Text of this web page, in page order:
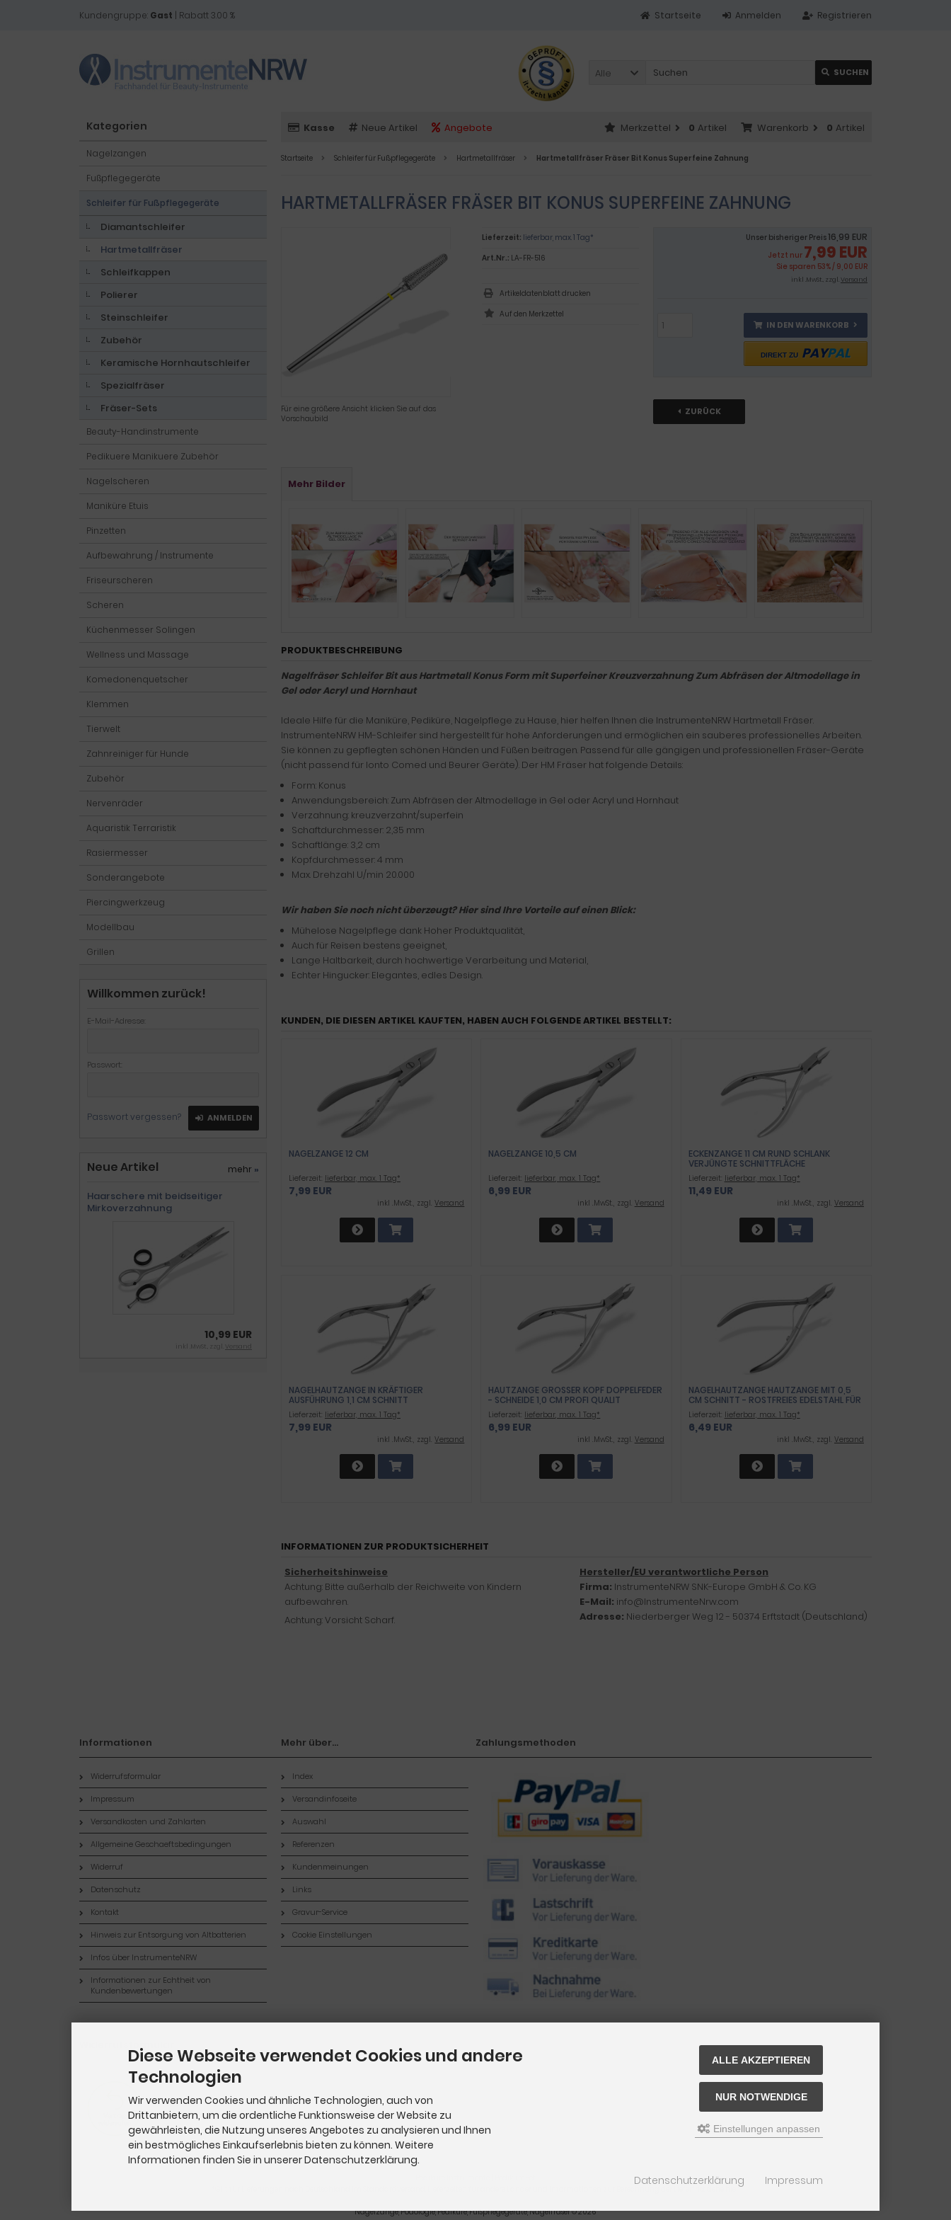
Kundengruppe: Gast | Rabatt 3.00 % Registrieren
Anmelden
Startseite
Alle SUCHEN
Kasse Neue Artikel Angebote Warenkorb 0 Artikel
Merkzettel 0 Artikel
Startseite Schleifer für Fußpflegegeräte Hartmetallfräser Hartmetallfräser Fräser Bit Konus Superfeine Zahnung
HARTMETALLFRÄSER FRÄSER BIT KONUS SUPERFEINE ZAHNUNG
Für eine größere Ansicht klicken Sie auf das
Vorschaubild
Unser bisheriger Preis16,99 EUR
Jetzt nur 7,99 EUR
Sie sparen 53% / 9,00 EUR
inkl .MwSt., zzgl.Versand
IN DEN WARENKORB
DIREKT ZU PAYPAL
ZURÜCK
Lieferzeit: lieferbar, max. 1 Tag*
Art.Nr.: LA-FR-516
Artikeldatenblatt drucken
Mehr Bilder
PRODUKTBESCHREIBUNG
Nagelfräser Schleifer Bit aus Hartmetall Konus Form mit Superfeiner Kreuzverzahnung Zum Abfräsen der Altmodellage in
Gel oder Acryl und Hornhaut
Ideale Hilfe für die Maniküre, Pediküre, Nagelpflege zu Hause, hier helfen Ihnen die InstrumenteNRW Hartmetall Fräser.
InstrumenteNRW HM-Schleifer sind hergestellt für hohe Anforderungen und ermöglichen ein sauberes professionelles Arbeiten.
Sie können zu gepflegten schönen Händen und Füßen beitragen. Passend für alle gängigen und professionellen Fräser-Geräte
(nicht passend für Ionto Comed und Beurer Geräte). Der HM Fräser hat folgende Details:
Form: Konus
Anwendungsbereich: Zum Abfräsen der Altmodellage in Gel oder Acryl und Hornhaut
Verzahnung: kreuzverzahnt/superfein
Schaftdurchmesser: 2,35 mm
Schaftlänge: 3,2 cm
Kopfdurchmesser: 4 mm
Max. Drehzahl U/min 20.000
Wir haben Sie noch nicht überzeugt? Hier sind Ihre Vorteile auf einen Blick:
Mühelose Nagelpflege dank Hoher Produktqualität,
Auch für Reisen bestens geeignet,
Lange Haltbarkeit, durch hochwertige Verarbeitung und Material,
Echter Hingucker: Elegantes, edles Design.
KUNDEN, DIE DIESEN ARTIKEL KAUFTEN, HABEN AUCH FOLGENDE ARTIKEL BESTELLT:
NAGELZANGE 12 CM
Lieferzeit: lieferbar, max. 1 Tag*
7,99 EUR
inkl .MwSt., zzgl.Versand
NAGELZANGE 10,5 CM
Lieferzeit: lieferbar, max. 1 Tag*
6,99 EUR
inkl .MwSt., zzgl. Versand
ECKENZANGE 11 CM RUND SCHLANK
VERJÜNGTE SCHNITTFLÄCHE
Lieferzeit: lieferbar, max. 1 Tag*
11,49 EUR
inkl .MwSt., zzgl. Versand
NAGELHAUTZANGE IN KRÄFTIGER
AUSFÜHRUNG 1,1 CM SCHNITT
Lieferzeit: lieferbar, max. 1 Tag*
7,99 EUR
inkl .MwSt., zzgl.Versand
HAUTZANGE GROSSER KOPF DOPPELFEDER -
SCHNEIDE 1,0 CM PROFI QUALIT
Lieferzeit: lieferbar, max. 1 Tag*
6,99 EUR
inkl .MwSt., zzgl. Versand
NAGELHAUTZANGE HAUTZANGE MIT 0,5
CM SCHNITT - ROSTFREIES EDELSTAHL FÜR
DIE NAGELHAUTENTFERNUNG
Lieferzeit: lieferbar, max. 1 Tag*
6,49 EUR
inkl .MwSt., zzgl. Versand
INFORMATIONEN ZUR PRODUKTSICHERHEIT
Sicherheitshinweise
Achtung: Bitte außerhalb der Reichweite von Kindern
aufbewahren.
Hersteller/EU verantwortliche Person
Firma: InstrumenteNRW SNK-Europe GmbH & Co. KG
E-Mail: info@InstrumenteNrw.com
Adresse: Niederberger Weg 12 - 50374 Erftstadt (Deutschland)
Achtung: Vorsicht Scharf.
Kategorien
Nagelzangen
Fußpflegegeräte
Schleifer für Fußpflegegeräte
Diamantschleifer
Hartmetallfräser
Schleifkappen
Polierer
Steinschleifer
Zubehör
Keramische Hornhautschleifer
Spezialfräser
Fräser-Sets
Beauty-Handinstrumente
Pedikuere Manikuere Zubehör
Nagelscheren
Maniküre Etuis
Pinzetten
Aufbewahrung / Instrumente
Friseurscheren
Scheren
Küchenmesser Solingen
Wellness und Massage
Komedonenquetscher
Klemmen
Tierwelt
Zahnreiniger für Hunde
Zubehör
Nervenräder
Aquaristik Terraristik
Rasiermesser
Sonderangebote
Piercingwerkzeug
Modellbau
Grillen
Willkommen zurück!
E-Mail-Adresse:
Passwort:
Passwort vergessen? ANMELDEN
Neue Artikel mehr »
Haarschere mit beidseitiger
Mirkoverzahnung
10,99 EUR
inkl .MwSt., zzgl. Versand
Informationen
Widerrufsformular
Impressum
Versandkosten und Zahlarten
Allgemeine Geschaeftsbedingungen
Widerruf
Datenschutz
Kontakt
Hinweis zur Entsorgung von Altbatterien
Infos über InstrumenteNRW
Informationen zur Echtheit von
Kundenbewertungen
Mehr über...
Index
Versandinfoseite
Auswahl
Referenzen
Kundenmeinungen
Links
Gravur-Service
Cookie Einstellungen
Zahlungsmethoden
hier.
Nagelzange, Podologie, Pediküre, Fußpflegegeräte, Nagelfräser © 2026
Diese Webseite verwendet Cookies und andere
Technologien
Wir verwenden Cookies und ähnliche Technologien, auch von
Drittanbietern, um die ordentliche Funktionsweise der Website zu
gewährleisten, die Nutzung unseres Angebotes zu analysieren und Ihnen
ein bestmögliches Einkaufserlebnis bieten zu können. Weitere
Informationen finden Sie in unserer Datenschutzerklärung.
ALLE AKZEPTIEREN
NUR NOTWENDIGE
Einstellungen anpassen
Datenschutzerklärung Impressum